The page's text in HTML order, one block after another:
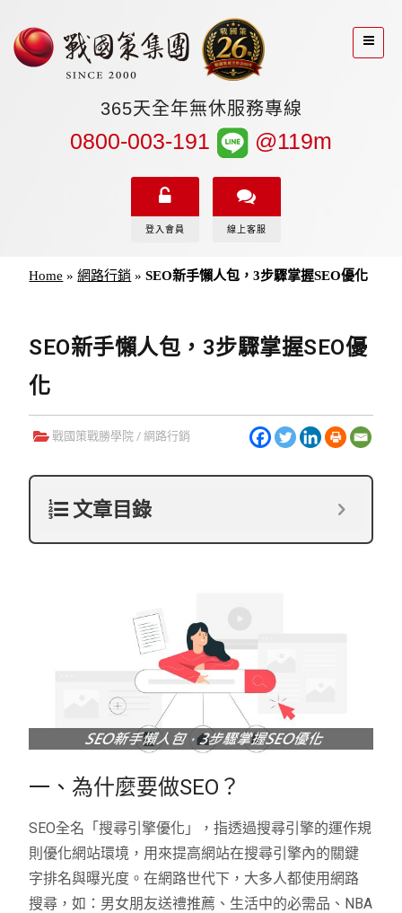
365天全年無休服務專線
0800-003-191 @119m
登入會員 線上客服
Home »網路行銷 »SEO新手懶人包，3步驟掌握SEO優化
SEO新手懶人包，3步驟掌握SEO優
化
戰國策戰勝學院 /網路行銷
文章目錄
一、為什麼要做SEO？
SEO全名「搜尋引擎優化」，指透過搜尋引擎的運作規
則優化網站環境，用來提高網站在搜尋引擎內的關鍵
字排名與曝光度。在網路世代下，大多人都使用網路
搜尋，如：男女朋友送禮推薦、生活中的必需品、NBA